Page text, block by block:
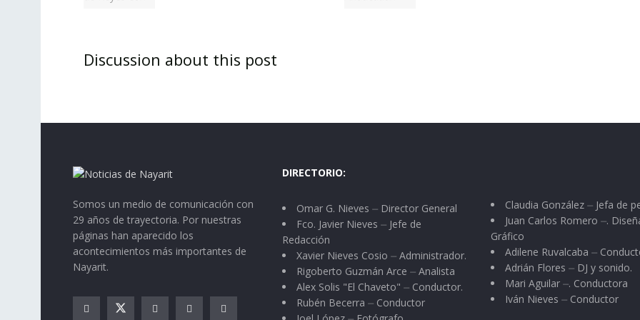
Discussion about this post
Somos un medio de comunicación con
29 años de trayectoria. Por nuestras
páginas han aparecido los
acontecimientos más importantes de
Nayarit.
DIRECTORIO:
Omar G. Nieves ⏤ Director General
Fco. Javier Nieves ⏤ Jefe de
Redacción
Xavier Nieves Cosio ⏤ Administrador.
Rigoberto Guzmán Arce ⏤ Analista
Alex Solis "El Chaveto" ⏤ Conductor.
Rubén Becerra ⏤ Conductor
Claudia González ⏤ Jefa de
Juan Carlos Romero ⏤.
Gráfico
Adilene Ruvalcaba ⏤
Adrián Flores ⏤ DJ y sonido.
Mari Aguilar ⏤. Conductora
Iván Nieves ⏤ Conductor